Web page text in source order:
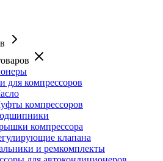
для компрессоров
компрессоров
компрессора
клапана
и ремкомплекты